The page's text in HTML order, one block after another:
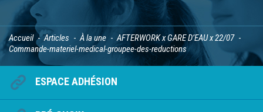
Accueil Articles À la une
AFTERWORK x GARE D’EAU x 22/07
Commande-materiel-medical-groupee-des-reductions
ESPACE ADHÉSION